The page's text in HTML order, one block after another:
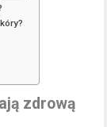
zdrową